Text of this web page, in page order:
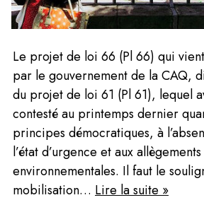
Le projet de loi 66 (Pl 66) qui
par le gouvernement de la CAQ,
du projet de loi 61 (Pl 61), lequel
contesté au printemps dernier
principes démocratiques, à
l’état d’urgence et aux
environnementales. Il faut le
mobilisation… Lire la suite »